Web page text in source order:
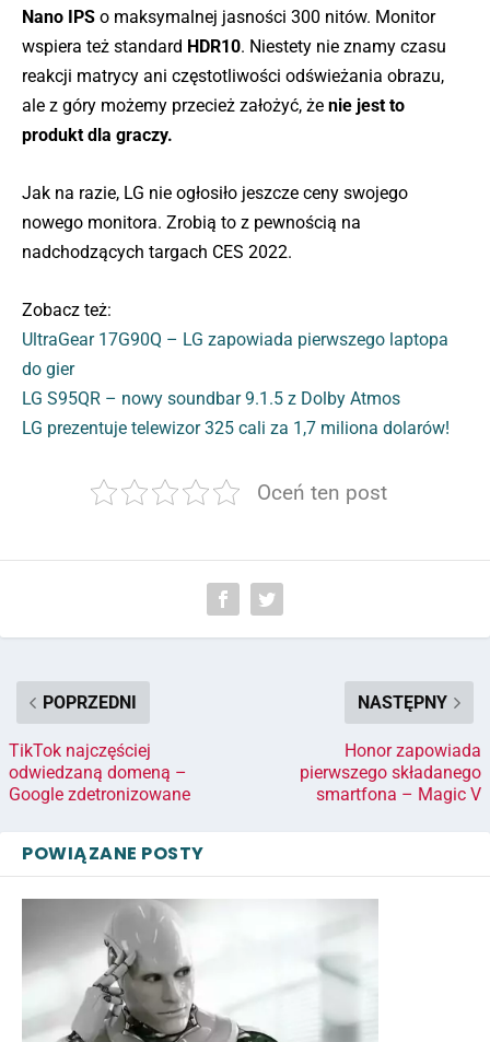
Nano IPS o maksymalnej jasności 300 nitów. Monitor
wspiera też standard HDR10. Niestety nie znamy czasu
reakcji matrycy ani częstotliwości odświeżania obrazu,
ale z góry możemy przecież założyć, że nie jest to
produkt dla graczy.
Jak na razie, LG nie ogłosiło jeszcze ceny swojego
nowego monitora. Zrobią to z pewnością na
nadchodzących targach CES 2022.
Zobacz też:
UltraGear 17G90Q – LG zapowiada pierwszego laptopa
do gier
LG S95QR – nowy soundbar 9.1.5 z Dolby Atmos
LG prezentuje telewizor 325 cali za 1,7 miliona dolarów!
Oceń ten post
POPRZEDNI
TikTok najczęściej
odwiedzaną domeną –
Google zdetronizowane
NASTĘPNY
Honor zapowiada
pierwszego składanego
smartfona – Magic V
POWIĄZANE POSTY